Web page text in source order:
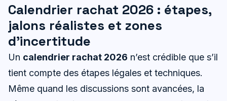
Calendrier rachat 2026 : étapes,
jalons réalistes et zones
d’incertitude
Un calendrier rachat 2026 n’est crédible que s’il
tient compte des étapes légales et techniques.
Même quand les discussions sont avancées, la